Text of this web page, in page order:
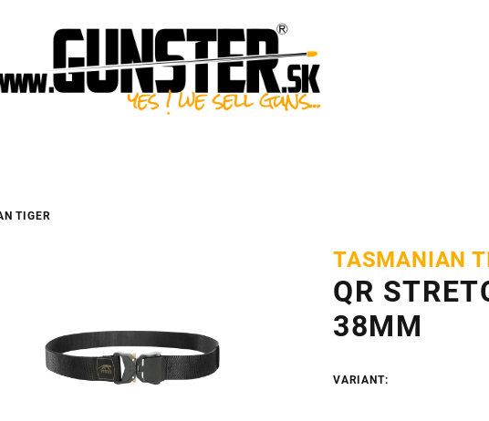
TIGER
TASMANIAN
QR
38MM
VARIANT: